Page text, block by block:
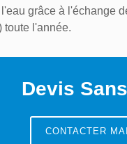
grâce à l'échange
toute l'année.
Devis
CONTACTER